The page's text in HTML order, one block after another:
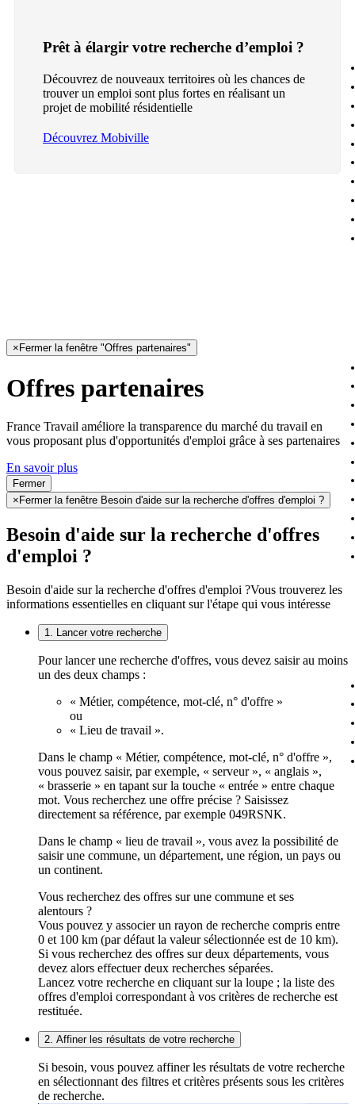
Prêt à élargir votre recherche d’emploi ?
Découvrez de nouveaux territoires où les chances de
trouver un emploi sont plus fortes en réalisant un
projet de mobilité résidentielle
Découvrez Mobiville
× Fermer la fenêtre "Offres partenaires"
Offres partenaires
France Travail améliore la transparence du marché du travail en
vous proposant plus d'opportunités d'emploi grâce à ses partenaires
En savoir plus
Fermer
× Fermer la fenêtre Besoin d'aide sur la recherche d'offres d'emploi ?
Besoin d'aide sur la recherche d'offres
d'emploi ?
Besoin d'aide sur la recherche d'offres d'emploi ?Vous trouverez les
informations essentielles en cliquant sur l'étape qui vous intéresse
1. Lancer votre recherche
Pour lancer une recherche d'offres, vous devez saisir au moins
un des deux champs :
« Métier, compétence, mot-clé, n° d'offre »
ou
« Lieu de travail ».
Dans le champ « Métier, compétence, mot-clé, n° d'offre »,
vous pouvez saisir, par exemple, « serveur », « anglais »,
« brasserie » en tapant sur la touche « entrée » entre chaque
mot. Vous recherchez une offre précise ? Saisissez
directement sa référence, par exemple 049RSNK.
Dans le champ « lieu de travail », vous avez la possibilité de
saisir une commune, un département, une région, un pays ou
un continent.
Vous recherchez des offres sur une commune et ses
alentours ?
Vous pouvez y associer un rayon de recherche compris entre
0 et 100 km (par défaut la valeur sélectionnée est de 10 km).
Si vous recherchez des offres sur deux départements, vous
devez alors effectuer deux recherches séparées.
Lancez votre recherche en cliquant sur la loupe ; la liste des
offres d'emploi correspondant à vos critères de recherche est
restituée.
2. Affiner les résultats de votre recherche
Si besoin, vous pouvez affiner les résultats de votre recherche
en sélectionnant des filtres et critères présents sous les critères
de recherche.